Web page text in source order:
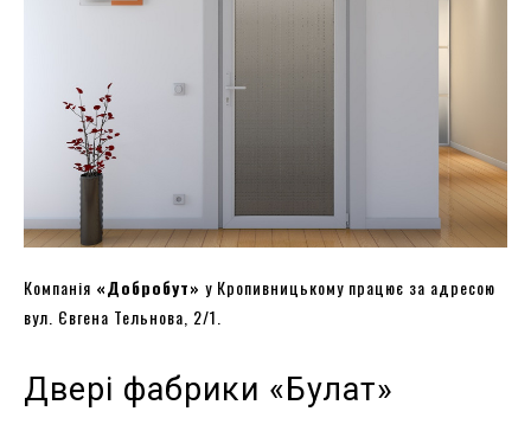
Компанія «Добробут» у Кропивницькому працює за адресою
вул. Євгена Тельнова, 2/1.
Двері фабрики «Булат»